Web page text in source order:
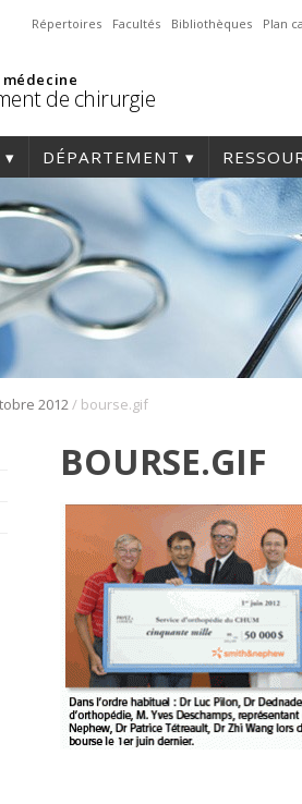
Répertoires Facultés Bibliothèques Plan
de chirurgie
DÉPARTEMENT
2012/ bourse.gif
BOURSE.GIF